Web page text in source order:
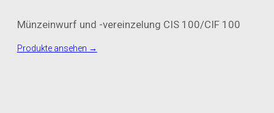
Münzeinwurf und -vereinzelung CIS 100/CIF 100
Produkte ansehen →